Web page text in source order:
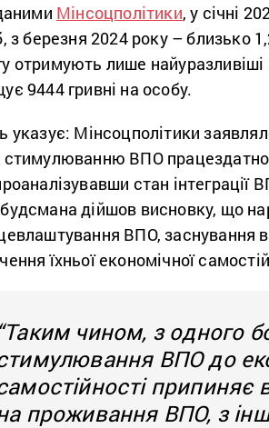
Мінсоцполітики, у січні
з березня 2024 року – близько
отримують лише найуразливіші
9444 гривні на особу.
указує: Мінсоцполітики
стимулюванню ВПО
стан
дійшов висновку, що
ВПО, заснування
їхньої економічної
“Таким чином, з одного
ВПО до
припиняє
проживання ВПО, з